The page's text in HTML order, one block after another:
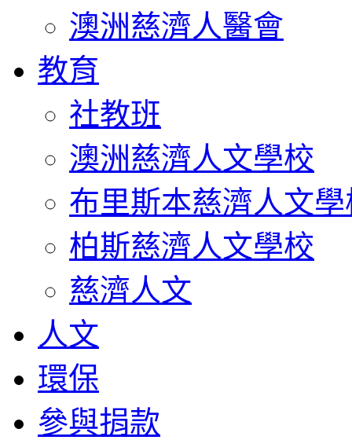
澳洲慈濟人醫會
教育
社教班
澳洲慈濟人文學校
布里斯本慈濟人文學
柏斯慈濟人文學校
慈濟人文
人文
環保
參與捐款